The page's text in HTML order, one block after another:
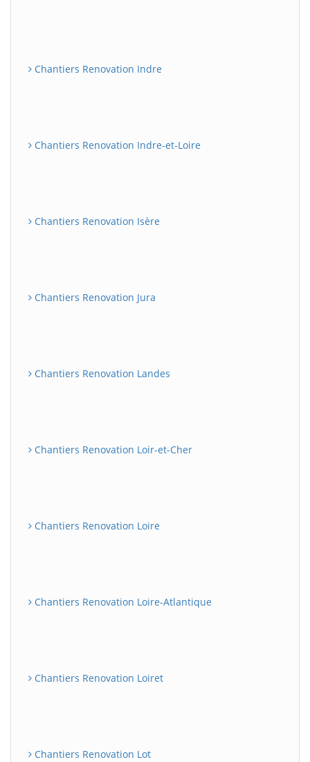
Chantiers Renovation Indre
Chantiers Renovation Indre-et-Loire
Chantiers Renovation Isère
Chantiers Renovation Jura
Chantiers Renovation Landes
Chantiers Renovation Loir-et-Cher
Chantiers Renovation Loire
Chantiers Renovation Loire-Atlantique
Chantiers Renovation Loiret
Chantiers Renovation Lot